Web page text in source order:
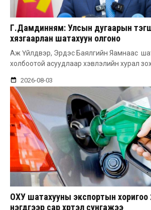
Г.Дамдинням: Улсын дугаарын
хязгаарлан шатахуун олгоно
Аж Үйлдвэр, Эрдэс Баялгийн Яамнаас
холбоотой асуудлаар хэвлэлийн хурал
2026-08-03
ОХУ шатахууны экспортын хоригоо
нэгдүгээр сар хүртэл сунгажээ